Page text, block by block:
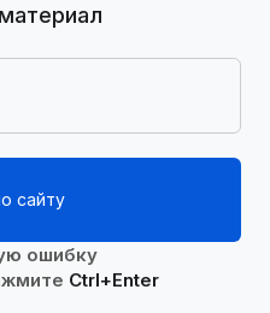
сайту
ошибку
Ctrl+Enter